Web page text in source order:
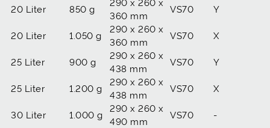
20 Liter 850 g
290 x 260 x
360 mm
VS70 Y
20 Liter 1.050 g
290 x 260 x
360 mm
VS70 X
25 Liter 900 g
290 x 260 x
438 mm
VS70 Y
25 Liter 1.200 g
290 x 260 x
438 mm
VS70 X
30 Liter 1.000 g
290 x 260 x
490 mm
VS70 -